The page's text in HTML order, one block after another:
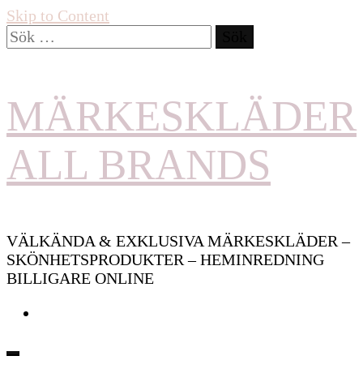
Skip to Content
Sök
efter:
MÄRKESKLÄDER
ALL BRANDS
VÄLKÄNDA & EXKLUSIVA MÄRKESKLÄDER –
SKÖNHETSPRODUKTER – HEMINREDNING
BILLIGARE ONLINE